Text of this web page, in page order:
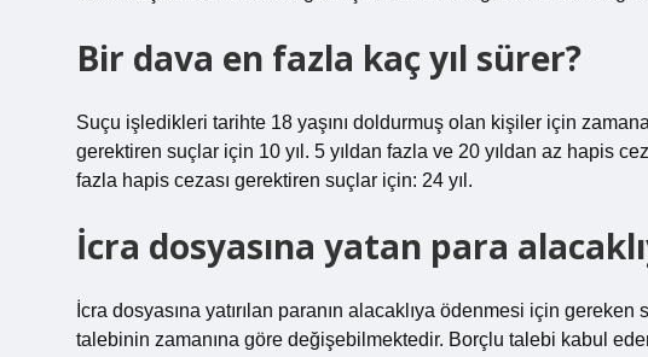
Bir dava en fazla kaç yıl sürer?
Suçu işledikleri tarihte 18 yaşını doldurmuş olan kişiler için
gerektiren suçlar için 10 yıl. 5 yıldan fazla ve 20 yıldan az hapis
fazla hapis cezası gerektiren suçlar için: 24 yıl.
İcra dosyasına yatan para
İcra dosyasına yatırılan paranın alacaklıya ödenmesi için
talebinin zamanına göre değişebilmektedir. Borçlu talebi kabul